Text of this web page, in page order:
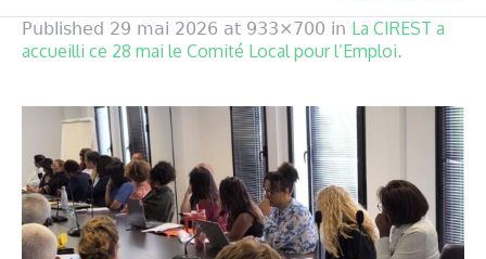
Published 29 mai 2026 at 933×700 in La CIREST a
accueilli ce 28 mai le Comité Local pour l’Emploi.